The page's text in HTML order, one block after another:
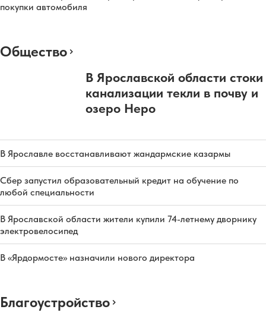
покупки автомобиля
Общество
В Ярославской области стоки
канализации текли в почву и
озеро Неро
В Ярославле восстанавливают жандармские казармы
Сбер запустил образовательный кредит на обучение по
любой специальности
В Ярославской области жители купили 74-летнему дворнику
электровелосипед
В «Ярдормосте» назначили нового директора
Благоустройство